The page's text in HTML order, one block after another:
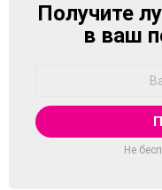
Получите
в ваш
Не